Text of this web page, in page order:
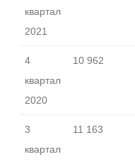
квартал
2021
4
квартал
2020
10 962
3
квартал
11 163